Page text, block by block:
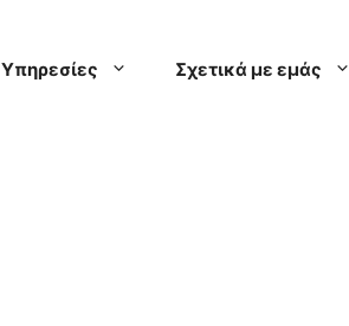
Υπηρεσίες Σχετικά με εμάς